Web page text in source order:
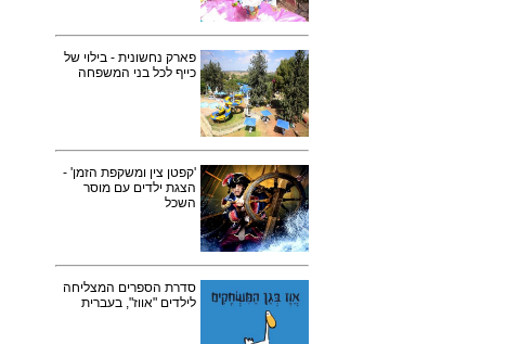
פארק נחשונית - בילוי של
כייף לכל בני המשפחה
'קפטן צין ומשקפת הזמן' -
הצגת ילדים עם מוסר
השכל
סדרת הספרים המצליחה
לילדים "אווז", בעברית